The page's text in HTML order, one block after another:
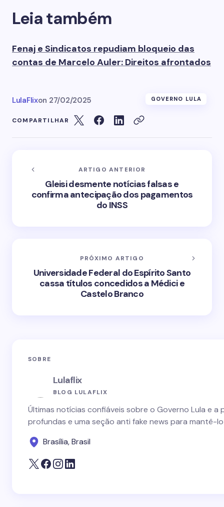
Leia também
Fenaj e Sindicatos repudiam bloqueio das
contas de Marcelo Auler: Direitos afrontados
LulaFlixon 27/02/2025 GOVERNO LULA
COMPARTILHAR
ARTIGO ANTERIOR
Gleisi desmente notícias falsas e
confirma antecipação dos pagamentos
do INSS
PRÓXIMO ARTIGO
Universidade Federal do Espírito Santo
cassa títulos concedidos a Médici e
Castelo Branco
SOBRE
Lulaflix
BLOG LULAFLIX
Últimas notícias confiáveis sobre o Governo Lula e
profundas e uma seção anti fake news para mantê-
Brasília, Brasil